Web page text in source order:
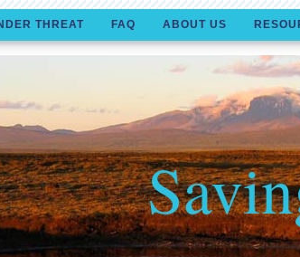
THREAT FAQ ABOUT US